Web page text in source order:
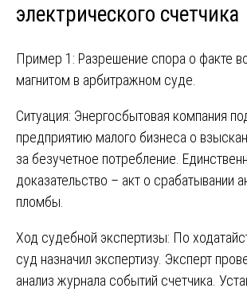
электрического счетчика
Пример 1: Разрешение спора о факте
магнитом в арбитражном суде.
Ситуация: Энергосбытовая компания
предприятию малого бизнеса о
за безучетное потребление.
доказательство – акт о срабатывании
пломбы.
Ход судебной экспертизы: По
суд назначил экспертизу. Эксперт
анализ журнала событий счетчика.